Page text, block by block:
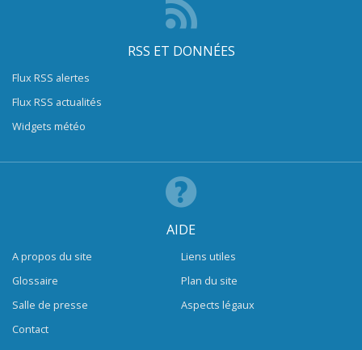
RSS ET DONNÉES
Flux RSS alertes
Flux RSS actualités
Widgets météo
AIDE
A propos du site
Glossaire
Salle de presse
Contact
Liens utiles
Plan du site
Aspects légaux